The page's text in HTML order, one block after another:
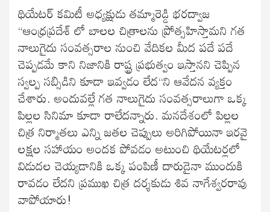
థియేటర్ కమిటీ అధ్యక్షుడు తమ్మారెడ్డి భరద్వాజ
“ఆంధ్రప్రదేశ్ లో బాలల చిత్రాలను ప్రోత్సహిస్తామని గత
నాలుగైదు సంవత్సరాల నుంచి వేదికల మీద పదే పదే
చెప్పడమే కాని నిజానికి రాష్ట్ర ప్రభుత్వం ఇస్తానని చెప్పిన
స్వల్ప సబ్సిడిని కూడా ఇవ్వడం లేద“ని ఆవేదన వ్యక్తం
చేశారు. అందువల్లే గత నాలుగైదు సంవత్సరాలుగా ఒక్క
పిల్లల సినిమా కూడా రాలేదన్నారు. మనదేశంలో పిల్లల
చిత్ర నిర్మాతలు ఎన్ని జతల చెప్పులు అరిగిపోయినా ఇరవై
లక్షల సహాయం అందక పోవడం అటుంచి థియేటర్లలో
విడుదల చెయ్యడానికి ఒక్క పంపిణీ దారుడైనా ముందుకి
రావడం లేదని ప్రముఖ చిత్ర దర్శకుడు శివ నాగేశ్వరరావు
వాపోయారు!